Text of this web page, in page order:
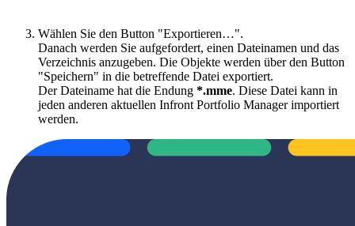
Wählen Sie den Button "Exportieren…".
Danach werden Sie aufgefordert, einen Dateinamen und das
Verzeichnis anzugeben. Die Objekte werden über den Button
"Speichern" in die betreffende Datei exportiert.
Der Dateiname hat die Endung *.mme. Diese Datei kann in
jeden anderen aktuellen Infront Portfolio Manager importiert
werden.